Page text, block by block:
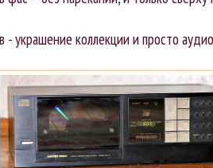
- украшение коллекции и просто